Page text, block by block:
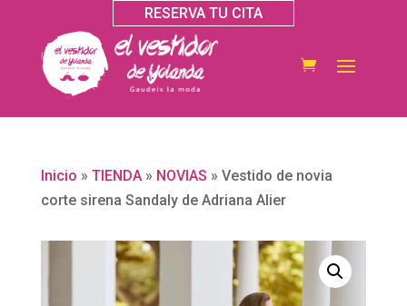
RESERVA TU CITA
Inicio » TIENDA» NOVIAS » Vestido de novia
corte sirena Sandaly de Adriana Alier